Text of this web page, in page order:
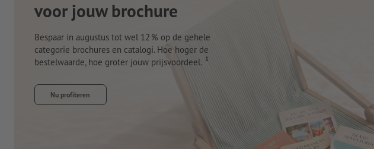
Met innovatieve materialen gemaakt van appelresten
Nu bestellen